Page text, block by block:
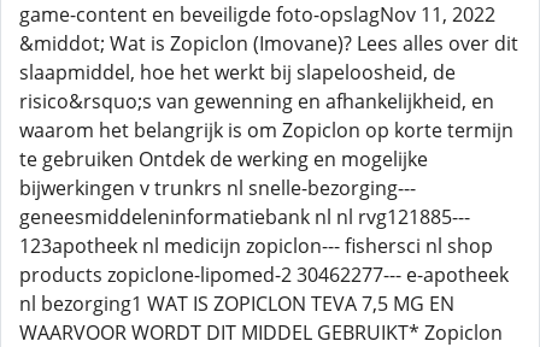
game-content en beveiligde foto-opslagNov 11, 2022
&middot; Wat is Zopiclon (Imovane)? Lees alles over dit
slaapmiddel, hoe het werkt bij slapeloosheid, de
risico&rsquo;s van gewenning en afhankelijkheid, en
waarom het belangrijk is om Zopiclon op korte termijn
te gebruiken Ontdek de werking en mogelijke
bijwerkingen v trunkrs nl snelle-bezorging---
geneesmiddeleninformatiebank nl nl rvg121885---
123apotheek nl medicijn zopiclon--- fishersci nl shop
products zopiclone-lipomed-2 30462277--- e-apotheek
nl bezorging1 WAT IS ZOPICLON TEVA 7,5 MG EN
WAARVOOR WORDT DIT MIDDEL GEBRUIKT* Zopiclon